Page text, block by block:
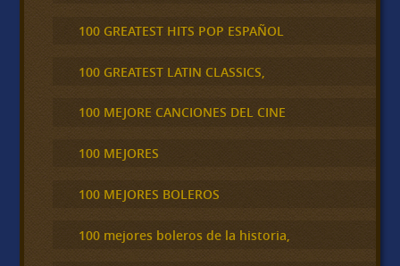
100 GREATEST HITS POP ESPAÑOL
100 GREATEST LATIN CLASSICS,
100 MEJORE CANCIONES DEL CINE
100 MEJORES
100 MEJORES BOLEROS
100 mejores boleros de la historia,